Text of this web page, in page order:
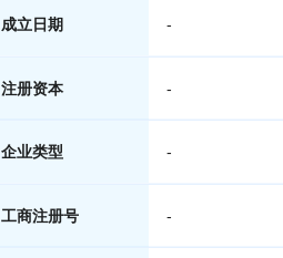
成立日期 -
注册资本 -
企业类型 -
工商注册号 -